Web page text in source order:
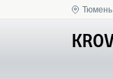
Тюмень